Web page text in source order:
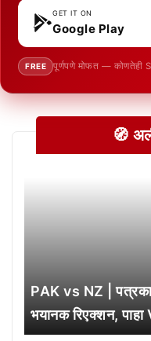
GET IT ON
Google Play
FREE पूर्णपणे मोफत — कोणतेही
🧭
PAK vs NZ |
भयानक रिएक्शन,